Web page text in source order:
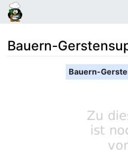
Bauern-
Navigation,Suche
Bauern-